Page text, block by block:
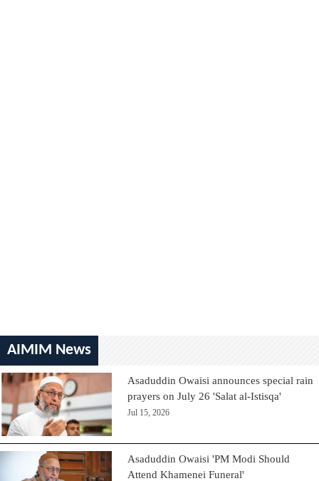
AIMIM News
Asaduddin Owaisi announces special rain
prayers on July 26 'Salat al-Istisqa'
Jul 15, 2026
Asaduddin Owaisi 'PM Modi Should
Attend Khamenei Funeral'